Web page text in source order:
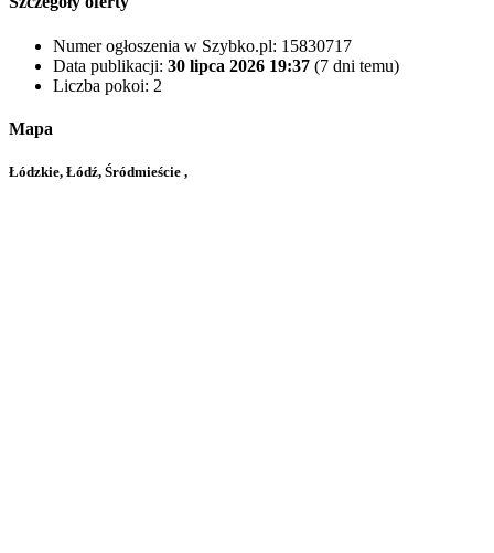
Numer ogłoszenia w Szybko.pl: 15830717
Data publikacji: 30 lipca 2026 19:37 (7 dni temu)
Liczba pokoi: 2
Mapa
Łódzkie, Łódź, Śródmieście ,